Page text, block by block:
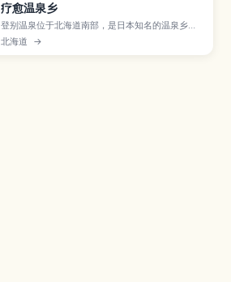
疗愈温泉乡
登别温泉位于北海道南部，是日本知名的温泉乡之
一，温泉水来自被称为“地狱谷”的火山地形。文章
介绍多达9种不同泉质及其功效、温泉街住宿与日归
北海道 →